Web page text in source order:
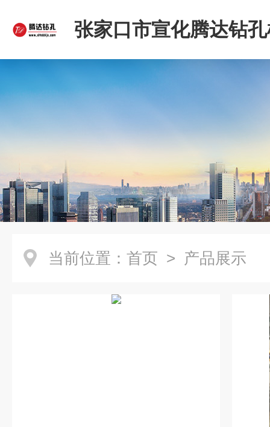
张家口市宣化腾达钻
限公司
当前位置： 首页 > 产品展示